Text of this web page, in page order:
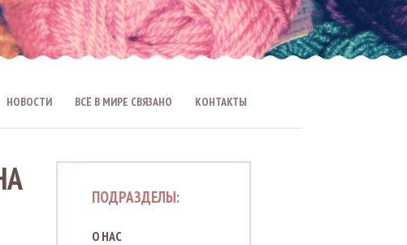
НОВОСТИ ВСЁ В МИРЕ CВЯЗАНО КОНТАКТЫ
ПОДРАЗДЕЛЫ:
О НАС